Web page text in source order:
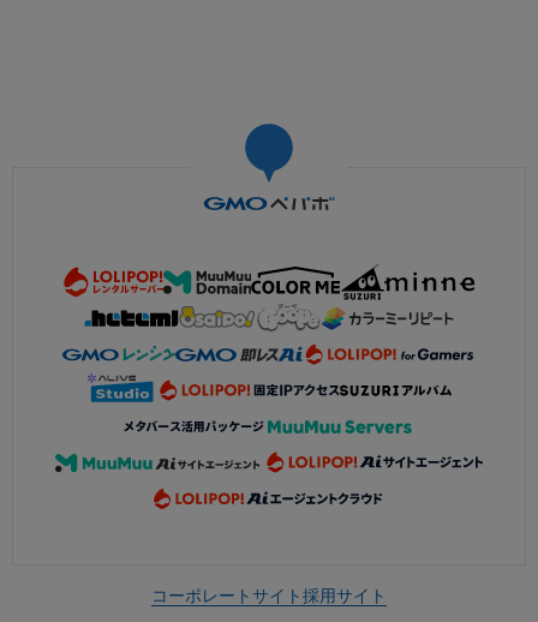
コーポレートサイト採用サイト